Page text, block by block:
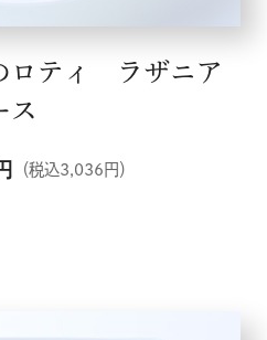
ロティ ラザニア
ス
（税込3,036円）